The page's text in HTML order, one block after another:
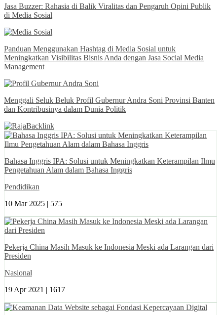
Jasa Buzzer: Rahasia di Balik Viralitas dan Pengaruh Opini Publik
di Media Sosial
Panduan Menggunakan Hashtag di Media Sosial untuk
Meningkatkan Visibilitas Bisnis Anda dengan Jasa Social Media
Management
Menggali Seluk Beluk Profil Gubernur Andra Soni Provinsi Banten
dan Kontribusinya dalam Dunia Politik
Bahasa Inggris IPA: Solusi untuk Meningkatkan Keterampilan Ilmu
Pengetahuan Alam dalam Bahasa Inggris
Pendidikan
10 Mar 2025 | 575
Pekerja China Masih Masuk ke Indonesia Meski ada Larangan dari
Presiden
Nasional
19 Apr 2021 | 1617